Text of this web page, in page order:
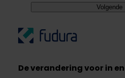
Volgende
De verandering voor in